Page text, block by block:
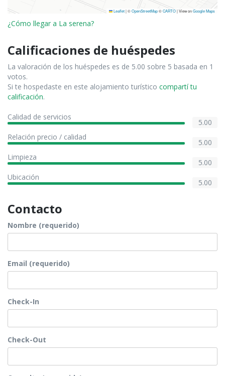
Leaflet|©OpenStreetMap©CARTO| View onGoogle Maps
¿Cómo llegar a La serena?
Calificaciones de huéspedes
La valoración de los huéspedes es de 5.00 sobre 5 basada en 1
votos.
Si te hospedaste en este alojamiento turístico compartí tu
calificación.
Calidad de servicios
5.00
Relación precio / calidad
5.00
Limpieza
5.00
Ubicación
5.00
Contacto
Nombre (requerido)
Email (requerido)
Check-In
Check-Out